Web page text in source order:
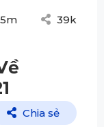
39k
Chia sẻ